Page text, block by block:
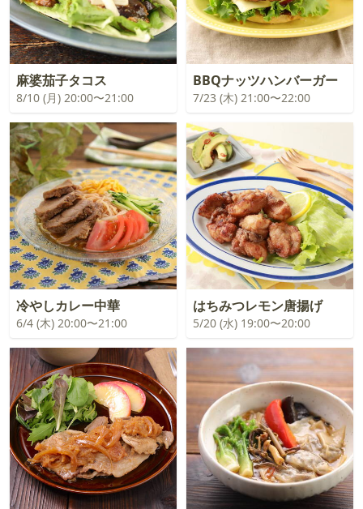
麻婆茄子タコス
8/10 (月) 20:00〜21:00
BBQナッツハンバーガー
7/23 (木) 21:00〜22:00
冷やしカレー中華
6/4 (木) 20:00〜21:00
はちみつレモン唐揚げ
5/20 (水) 19:00〜20:00